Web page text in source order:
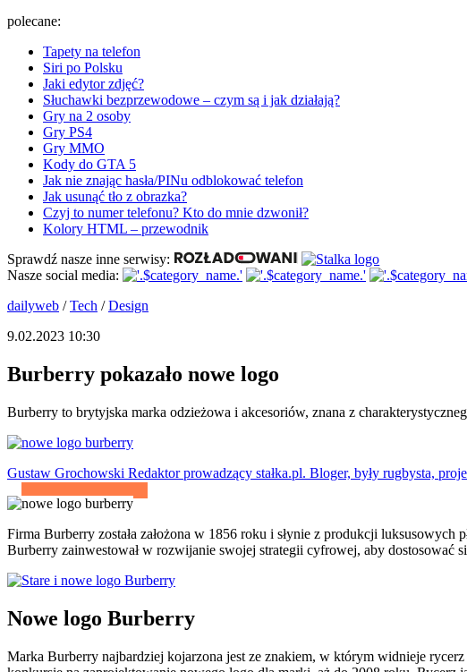
polecane:
Tapety na telefon
Siri po Polsku
Jaki edytor zdjęć?
Słuchawki bezprzewodowe – czym są i jak działają?
Gry na 2 osoby
Gry PS4
Gry MMO
Kody do GTA 5
Jak nie znając hasła/PINu odblokować telefon
Jak usunąć tło z obrazka?
Czyj to numer telefonu? Kto do mnie dzwonił?
Kolory HTML – przewodnik
Sprawdź nasze inne serwisy:
Nasze social media:
dailyweb /Tech /Design
9.02.2023 10:30
Burberry pokazało nowe logo
Burberry to brytyjska marka odzieżowa i akcesoriów, znana z
Gustaw Grochowski Redaktor prowadzący stałka.pl. Bloger, były rugbysta,
Firma Burberry została założona w 1856 roku i słynie z produkcji
Burberry zainwestował w rozwijanie swojej strategii cyfrowej, aby dostosować
Nowe logo Burberry
Marka Burberry najbardziej kojarzona jest ze znakiem, w którym widnieje